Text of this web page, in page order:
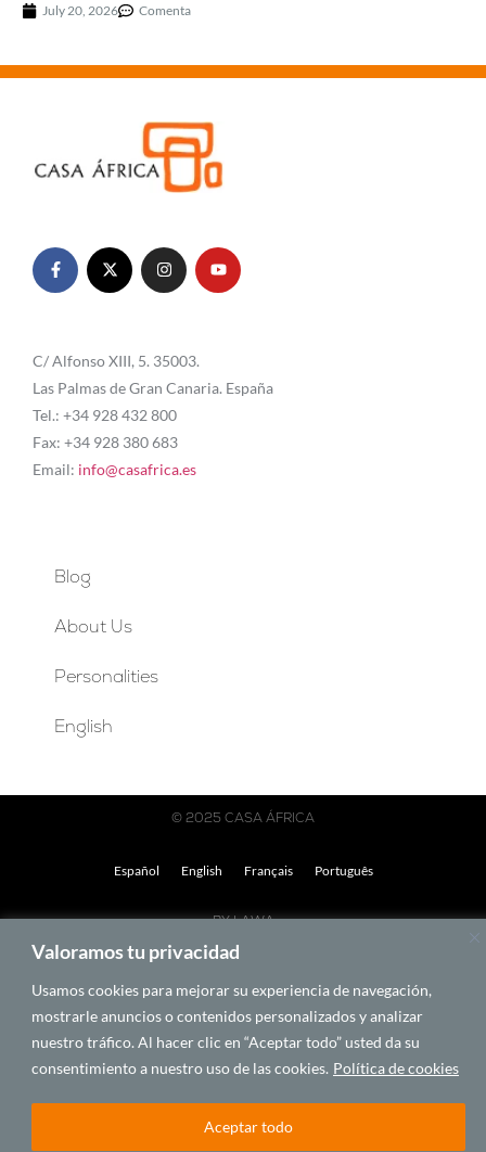
Valoramos tu privacidad
Usamos cookies para mejorar su experiencia de navegación,
mostrarle anuncios o contenidos personalizados y analizar
nuestro tráfico. Al hacer clic en “Aceptar todo” usted da su
consentimiento a nuestro uso de las cookies. Política de cookies
Aceptar todo
July 20, 2026 Comenta
C/ Alfonso XIII, 5. 35003.
Las Palmas de Gran Canaria. España
Tel.: +34 928 432 800
Fax: +34 928 380 683
Email: info@casafrica.es
Blog
About Us
Personalities
English
© 2025 CASA ÁFRICA
Español English Français Português
BY LAWA